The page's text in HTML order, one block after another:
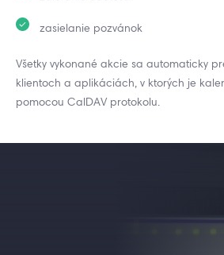
zasielanie pozvánok
Všetky vykonané akcie sa automaticky
klientoch a aplikáciách, v ktorých je
pomocou CalDAV protokolu.